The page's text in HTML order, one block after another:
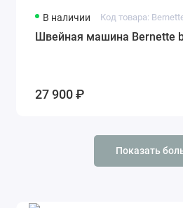
В наличии Код товара:
Швейная машина Bernette
27 900 ₽
Показать